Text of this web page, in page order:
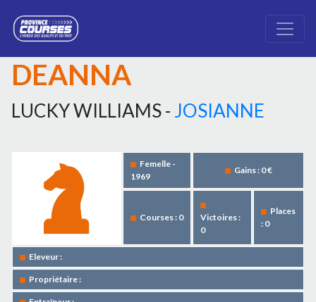
DEANNA
LUCKY WILLIAMS - JOSIANNE
Femelle -
1969
Gains : 0 €
Courses : 0
Victoires :
0
Places
: 0
Eleveur :
Propriétaire :